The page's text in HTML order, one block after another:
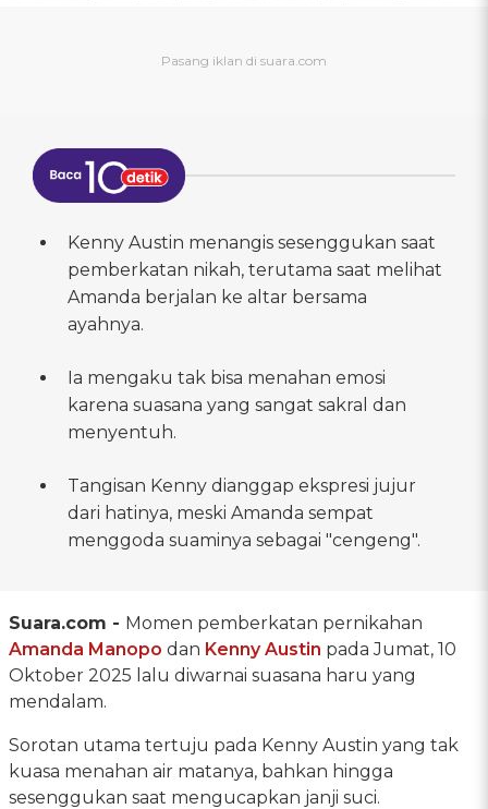
Kenny Austin menangis sesenggukan saat
pemberkatan nikah, terutama saat melihat
Amanda berjalan ke altar bersama
ayahnya.
Ia mengaku tak bisa menahan emosi
karena suasana yang sangat sakral dan
menyentuh.
Tangisan Kenny dianggap ekspresi jujur
dari hatinya, meski Amanda sempat
menggoda suaminya sebagai "cengeng".
Suara.com - Momen pemberkatan pernikahan
Amanda Manopo dan Kenny Austin pada Jumat, 10
Oktober 2025 lalu diwarnai suasana haru yang
mendalam.
Sorotan utama tertuju pada Kenny Austin yang tak
kuasa menahan air matanya, bahkan hingga
sesenggukan saat mengucapkan janji suci.